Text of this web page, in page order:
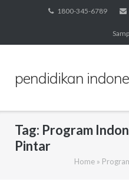
1800-345-6789
pendidikan
Tag: Program
Pintar
Home »